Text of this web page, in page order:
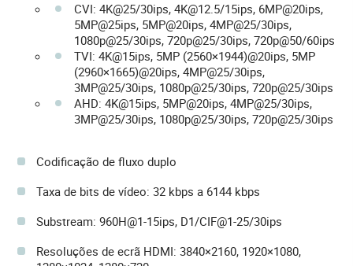
CVI: 4K@25/30ips, 4K@12.5/15ips, 6MP@20ips,
5MP@25ips, 5MP@20ips, 4MP@25/30ips,
1080p@25/30ips, 720p@25/30ips, 720p@50/60ips
TVI: 4K@15ips, 5MP (2560×1944)@20ips, 5MP
(2960×1665)@20ips, 4MP@25/30ips,
3MP@25/30ips, 1080p@25/30ips, 720p@25/30ips
AHD: 4K@15ips, 5MP@20ips, 4MP@25/30ips,
3MP@25/30ips, 1080p@25/30ips, 720p@25/30ips
Codificação de fluxo duplo
Taxa de bits de vídeo: 32 kbps a 6144 kbps
Substream: 960H@1-15ips, D1/CIF@1-25/30ips
Resoluções de ecrã HDMI: 3840×2160, 1920×1080,